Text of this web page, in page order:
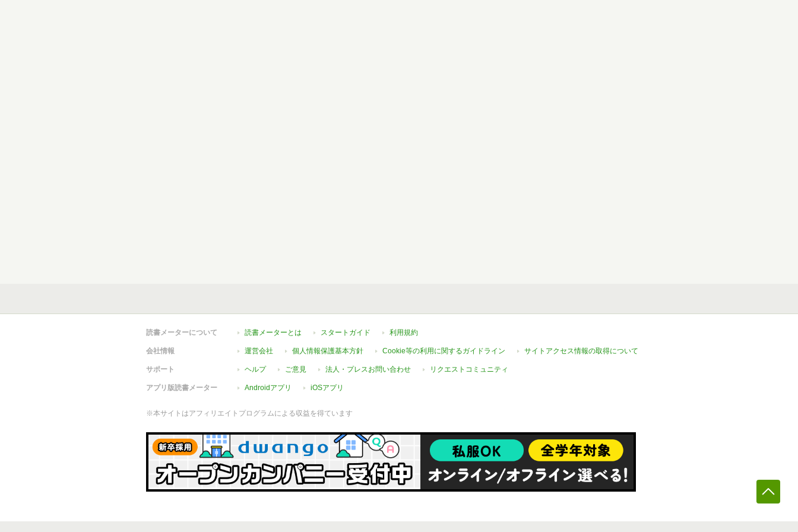
読書メーターについて 読書メーターとは スタートガイド 利用規約
会社情報 運営会社 個人情報保護基本方針 Cookie等の利用に関するガイドライン サイトアクセス情報の取得について
サポート ヘルプ ご意見 法人・プレスお問い合わせ リクエストコミュニティ
アプリ版読書メーター Androidアプリ iOSアプリ
※本サイトはアフィリエイトプログラムによる収益を得ています